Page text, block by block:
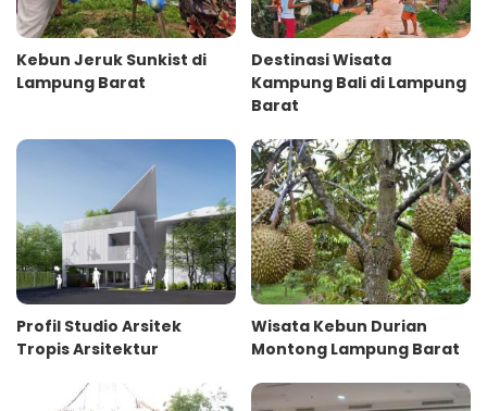
Kebun Jeruk Sunkist di
Lampung Barat
Destinasi Wisata
Kampung Bali di Lampung
Barat
Profil Studio Arsitek
Tropis Arsitektur
Wisata Kebun Durian
Montong Lampung Barat